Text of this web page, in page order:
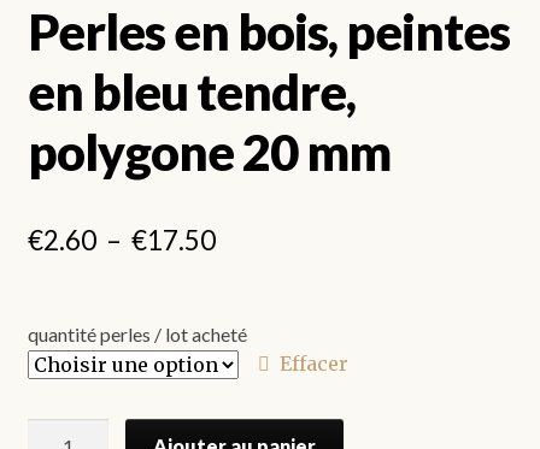
Perles en bois, peintes
en bleu tendre,
polygone 20 mm
€2.60 – €17.50Plage
prix :
€2.60
quantité perles / lot acheté
Effacer